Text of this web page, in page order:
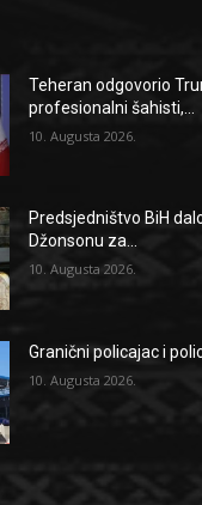
Teheran odgovorio
profesionalni šahisti,...
10. Augusta 2026.
Predsjedništvo BiH
Džonsonu za...
10. Augusta 2026.
Granični policajac i
10. Augusta 2026.